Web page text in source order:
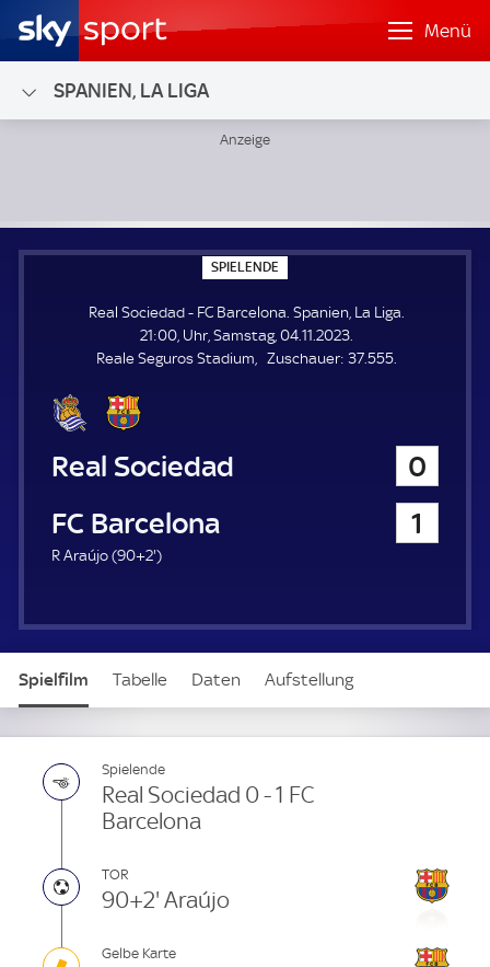
Menü
SPANIEN, LA LIGA
SPIELENDE
P
E
L
E
N
Real Sociedad - FC Barcelona. Spanien, La Liga.
21:00, Uhr, Samstag, 04.11.2023.
Reale Seguros Stadium
Zuschauer: Z
37.555.
Real Sociedad
0
FC Barcelona
1
R Araújo (90+2'9
u
t
)
Spielfilm Tabelle Daten Aufstellung
Spielende
Real Sociedad 0 - 1 FC
Barcelona
TOR
90+2' Araújo
Gelbe Karte